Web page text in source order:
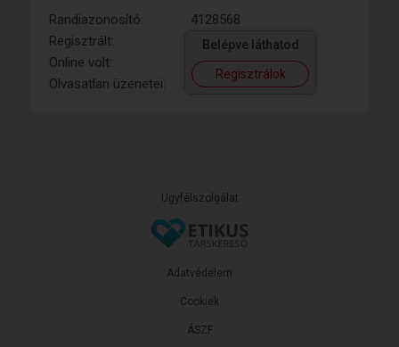
Randiazonosító:
4128568
Regisztrált:
Online volt:
Olvasatlan üzenetei:
Belépve láthatod
Regisztrálok
Ügyfélszolgálat
ÁSZF
Adatvédelem
Cookiek